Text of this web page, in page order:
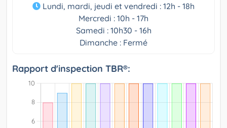
Lundi, mardi, jeudi et vendredi : 12h - 18h
Mercredi : 10h - 17h
Samedi : 10h30 - 16h
Dimanche : Fermé
Rapport d'inspection TBR®: